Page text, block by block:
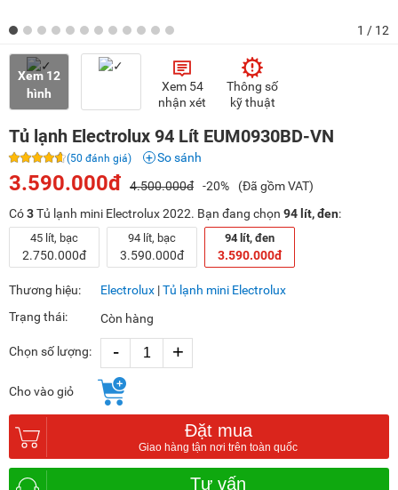
1 / 12
Xem 12
hình
Xem 54
nhận xét
Thông số
kỹ thuật
Tủ lạnh Electrolux 94 Lít EUM0930BD-VN
(50 đánh giá) So sánh
3.590.000đ 4.500.000đ -20%
(Đã gồm VAT)
Có3Tủ lạnh mini Electrolux 2022. Bạn đang chọn 94 lít, đen:
45 lít, bạc
2.750.000đ
94 lít, bạc
3.590.000đ
94 lít, đen
3.590.000đ
Thương hiệu: Electrolux |Tủ lạnh mini Electrolux
Trạng thái:
Còn hàng
Chọn số lượng: - +
Cho vào giỏ
Đặt mua
Tư vấn